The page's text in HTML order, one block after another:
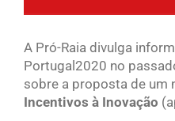
A Pró-Raia divulga
Portugal2020 no
sobre a proposta de um
Incentivos à Inovação